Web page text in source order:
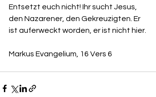
Entsetzt euch nicht! Ihr sucht Jesus,
den Nazarener, den Gekreuzigten. Er
ist auferweckt worden, er ist nicht hier.
Markus Evangelium, 16 Vers 6